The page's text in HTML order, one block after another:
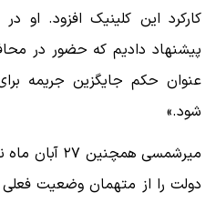
کارکرد این کلینیک افزود. او
پیشنهاد دادیم که حضور در
عنوان حکم جایگزین جریمه
شود.»
میرشمسی
دولت را از متهمان وضعیت